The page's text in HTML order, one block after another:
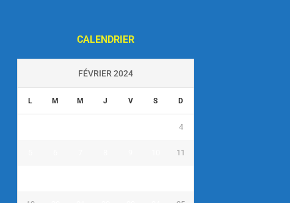
CALENDRIER
FÉVRIER 2024
L M M J V S D
4
11